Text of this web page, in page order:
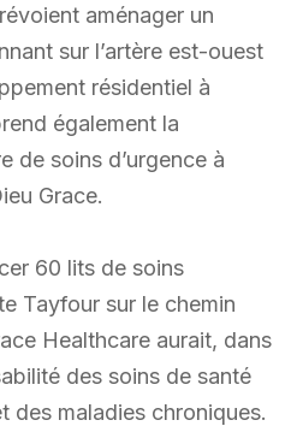
aménager un
sur l’artère est-ouest
résidentiel à
également la
de soins d’urgence à
Grace.
60 lits de soins
Tayfour sur le chemin
Healthcare aurait, dans
des soins de santé
des maladies chroniques.